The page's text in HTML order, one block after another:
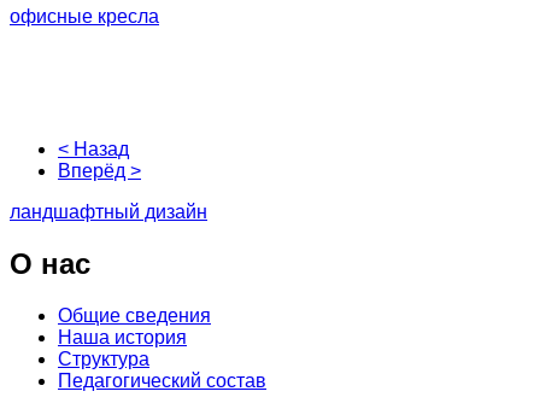
офисные кресла
< Назад
Вперёд >
ландшафтный дизайн
О нас
Общие сведения
Наша история
Структура
Педагогический состав